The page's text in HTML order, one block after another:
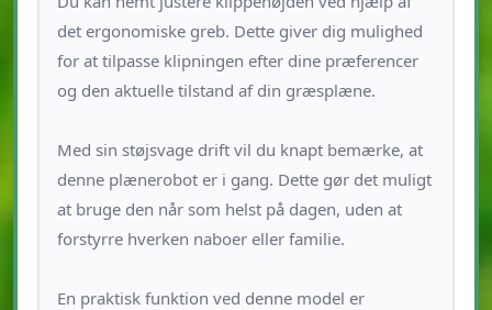
det ergonomiske greb. Dette giver dig mulighed
for at tilpasse klipningen efter dine præferencer
og den aktuelle tilstand af din græsplæne.
Med sin støjsvage drift vil du knapt bemærke, at
denne plænerobot er i gang. Dette gør det muligt
at bruge den når som helst på dagen, uden at
forstyrre hverken naboer eller familie.
En praktisk funktion ved denne model er